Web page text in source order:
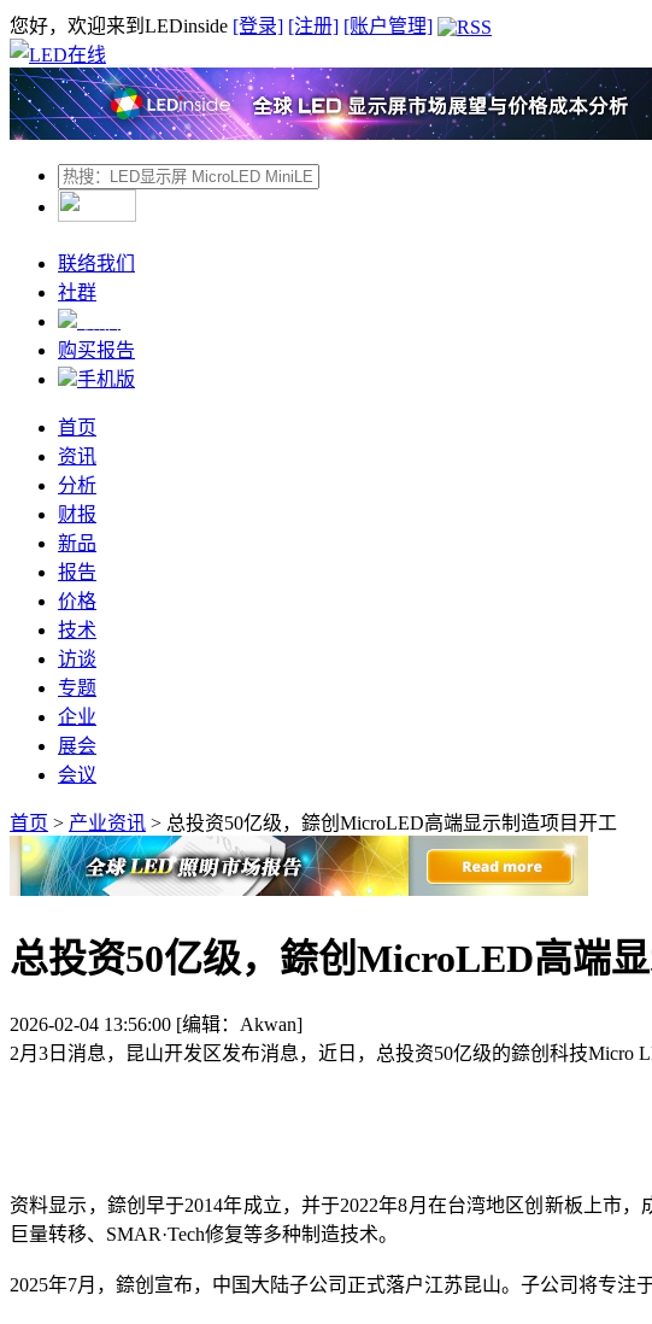
您好，欢迎来到LEDinside [登录] [注册] [账户管理]
联络我们
社群
购买报告
手机版
首页
资讯
分析
财报
新品
报告
价格
技术
访谈
专题
企业
展会
会议
首页 > 产业资讯 > 总投资50亿级，錼创MicroLED高端显示制造项目开工
总投资50亿级，錼创MicroLED高端
2026-02-04 13:56:00 [编辑：Akwan]
2月3日消息，昆山开发区发布消息，近日，总投资50亿级的錼创科技Micro
资料显示，錼创早于2014年成立，并于2022年8月在台湾地区创新板上市
巨量转移、SMAR·Tech修复等多种制造技术。
2025年7月，錼创宣布，中国大陆子公司正式落户江苏昆山。子公司将专